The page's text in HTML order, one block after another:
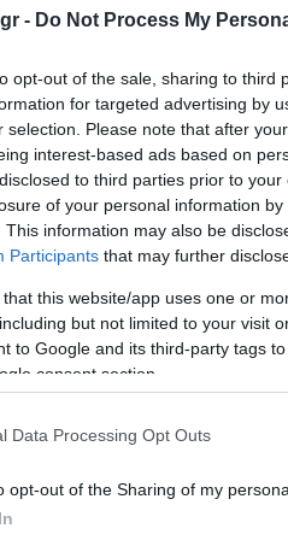
- Do Not Process My
opt-out of the sale, sharing to third
for targeted advertising by
selection. Please note that after
interest-based ads based on
to third parties prior to
of your personal information
This information may also be
Participants that may further
that this website/app uses one or
but not limited to your visit
to Google and its third-party tags
consent section.
Data Processing Opt Outs
opt-out of the Sharing of my